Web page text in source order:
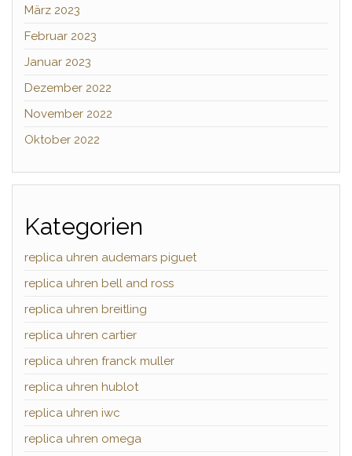
März 2023
Februar 2023
Januar 2023
Dezember 2022
November 2022
Oktober 2022
Kategorien
replica uhren audemars piguet
replica uhren bell and ross
replica uhren breitling
replica uhren cartier
replica uhren franck muller
replica uhren hublot
replica uhren iwc
replica uhren omega